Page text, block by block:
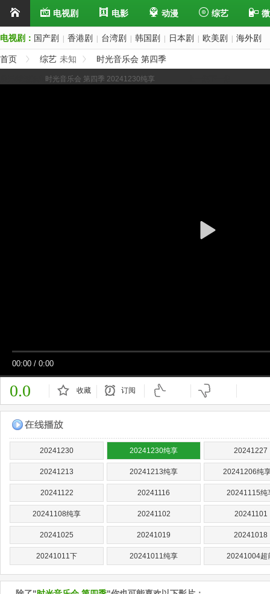
电视剧 电影 动漫 综艺
电视剧： 国产剧 香港剧 台湾剧 韩国剧 日本剧 欧美剧 海外剧
首页 综艺 未知 时光音乐会 第四季
时光音乐会 第四季 20241230纯享
00:00 / 0:00
0.0 收藏 订阅
20241230 20241230纯享 20241227
20241213 20241213纯享 20241206纯
20241122 20241116 20241115纯
20241108纯享 20241102 20241101
20241025 20241019 20241018
20241011下 20241011纯享 20241004超